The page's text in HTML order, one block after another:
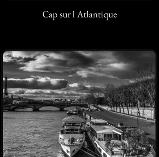
Cap sur l Atlantique